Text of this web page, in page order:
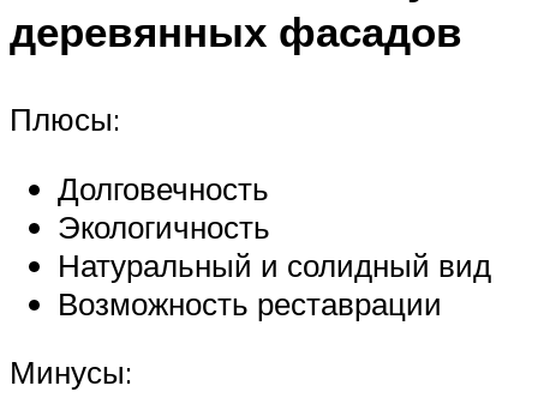
деревянных фасадов
Плюсы:
Долговечность
Экологичность
Натуральный и солидный вид
Возможность реставрации
Минусы: